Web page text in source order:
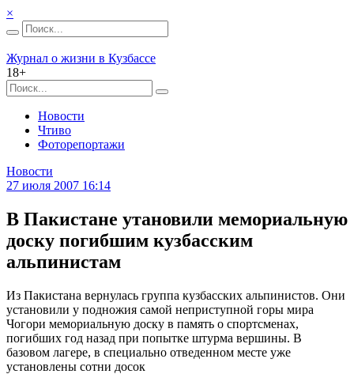
×
Журнал о жизни в Кузбассе
18+
Новости
Чтиво
Фоторепортажи
Новости
27 июля 2007 16:14
В Пакистане утановили мемориальную
доску погибшим кузбасским
альпинистам
Из Пакистана вернулась группа кузбасских альпинистов. Они
установили у подножия самой неприступной горы мира
Чогори мемориальную доску в память о спортсменах,
погибших год назад при попытке штурма вершины. В
базовом лагере, в специально отведенном месте уже
установлены сотни досок